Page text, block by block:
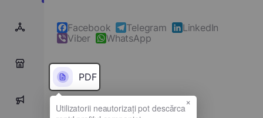
Facebook Telegram
LinkedIn
Viber
WhatsApp
PDF
Denumirea completă
×